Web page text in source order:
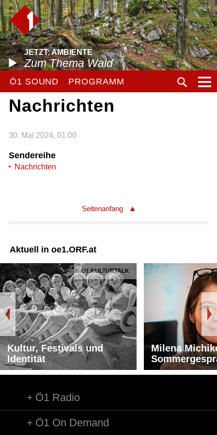
JETZT: AMBIENTE
Zum Thema Wald
Ö1 SOUND PROGRAMM
Nachrichten
30. Mai 2024, 01:00
Sendereihe
Nachrichten
Seitenanfang
Aktuell in oe1.ORF.at
Ö1 KULTURTALK
Kultur, Festivals und
Identität
Milena
Ö1 Radio
Ö1 On Demand